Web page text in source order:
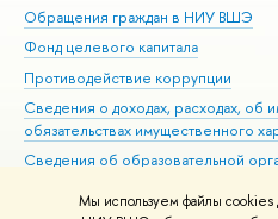
Мы используем файлы cookies
Обращения граждан в НИУ ВШЭ
Фонд целевого капитала
Противодействие коррупции
Сведения о доходах, расходах, об
обязательствах имущественного
Сведения об образовательной
Людям с ограниченными